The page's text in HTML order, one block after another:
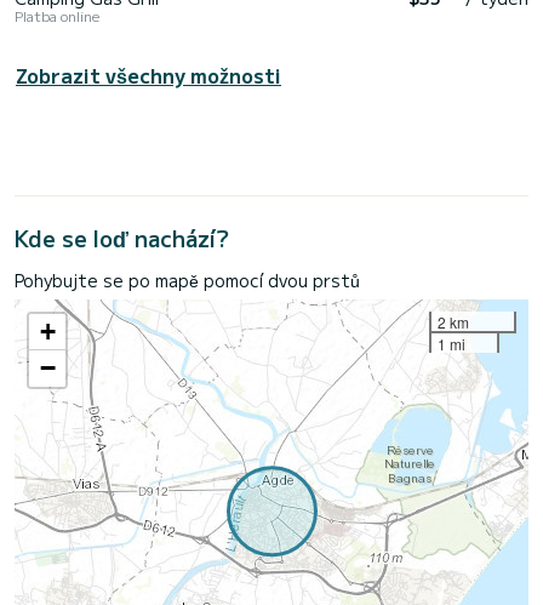
Platba online
Zobrazit všechny možnosti
Kde se loď nachází?
Pohybujte se po mapě pomocí dvou prstů
+
−
2 km
1 mi